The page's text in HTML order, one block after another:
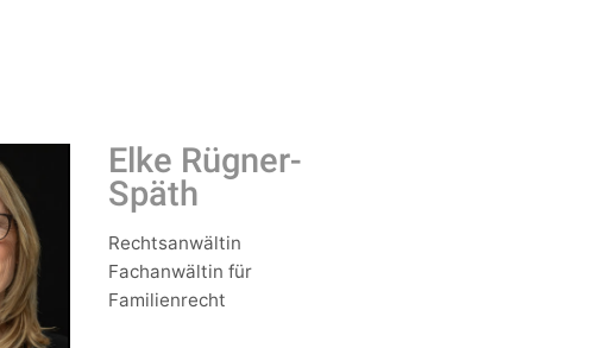
Elke Rügner-
Späth
Rechtsanwältin
Fachanwältin für
Familienrecht